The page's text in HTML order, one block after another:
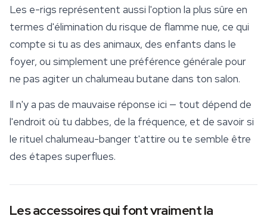
Les e-rigs représentent aussi l'option la plus sûre en
termes d'élimination du risque de flamme nue, ce qui
compte si tu as des animaux, des enfants dans le
foyer, ou simplement une préférence générale pour
ne pas agiter un chalumeau butane dans ton salon.
Il n'y a pas de mauvaise réponse ici — tout dépend de
l'endroit où tu dabbes, de la fréquence, et de savoir si
le rituel chalumeau-banger t'attire ou te semble être
des étapes superflues.
Les accessoires qui font vraiment la